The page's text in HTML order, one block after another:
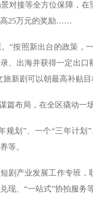
对接等全方位保障，
高25万元的奖励……
“按照新出台的政策，
、出海并获得一定出
新剧可以朝最高补贴目
篇布局，在全区撬动一
划”、一个“三年计划
等。
产业发展工作专班，
现、“一站式”协拍服务